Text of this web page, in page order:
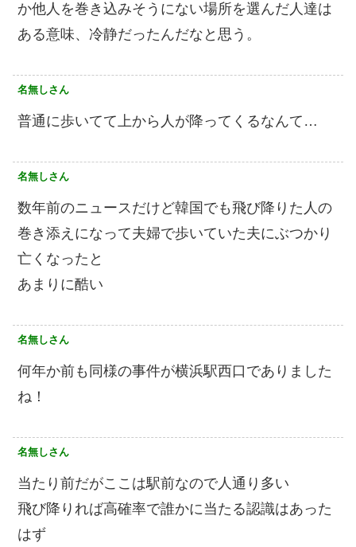
か他人を巻き込みそうにない場所を選んだ人達は
ある意味、冷静だったんだなと思う。
名無しさん
普通に歩いてて上から人が降ってくるなんて…
名無しさん
数年前のニュースだけど韓国でも飛び降りた人の
巻き添えになって夫婦で歩いていた夫にぶつかり
亡くなったと
あまりに酷い
名無しさん
何年か前も同様の事件が横浜駅西口でありました
ね！
名無しさん
当たり前だがここは駅前なので人通り多い
飛び降りれば高確率で誰かに当たる認識はあった
はず